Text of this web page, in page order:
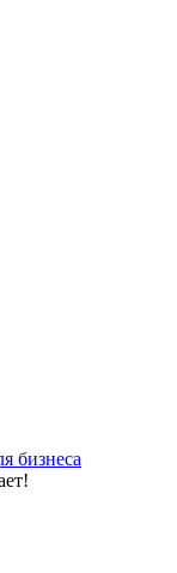
бизнеса